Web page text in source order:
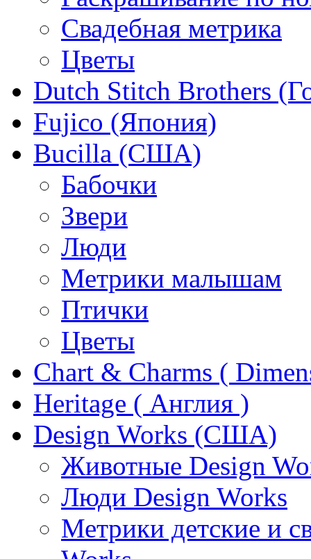
Свадебная метрика
Цветы
Dutch Stitch Brothers
Fujico (Япония)
Bucilla (США)
Бабочки
Звери
Люди
Метрики малышам
Птички
Цветы
Chart & Charms (
Heritage ( Англия )
Design Works (США)
Животные Design
Люди Design Works
Метрики детские и